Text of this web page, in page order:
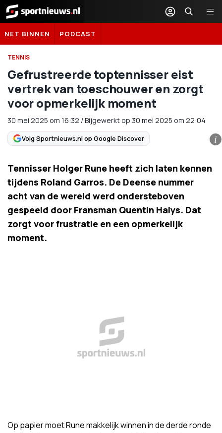
Sportnieuws.nl
NET BINNEN PODCAST
TENNIS
Gefrustreerde toptennisser eist
vertrek van toeschouwer en zorgt
voor opmerkelijk moment
30 mei 2025 om 16:32 /Bijgewerkt op 30 mei 2025 om 22:04
Volg Sportnieuws.nl op Google Discover i
Tennisser Holger Rune heeft zich laten kennen
tijdens Roland Garros. De Deense nummer
acht van de wereld werd ondersteboven
gespeeld door Fransman Quentin Halys. Dat
zorgt voor frustratie en een opmerkelijk
moment.
Op papier moet Rune makkelijk winnen in de derde ronde